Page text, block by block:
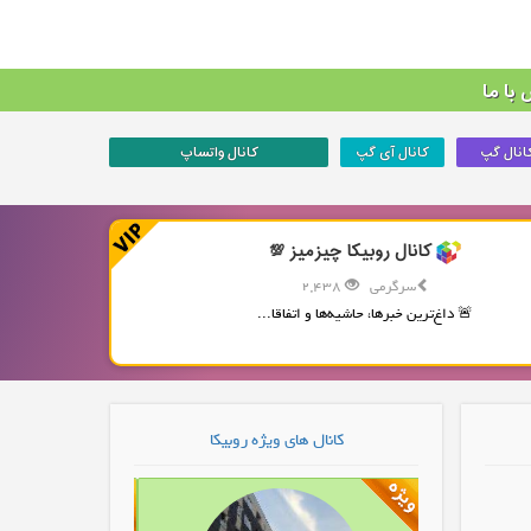
ما
گپ کانال آی گپ کانال واتساپ
کانال روبیکا چیزمیز 💯
سرگرمی
🚨 داغ‌ترین خبرها، حاشیه‌ها و اتفاقا...
کانال های ویژه روبیکا